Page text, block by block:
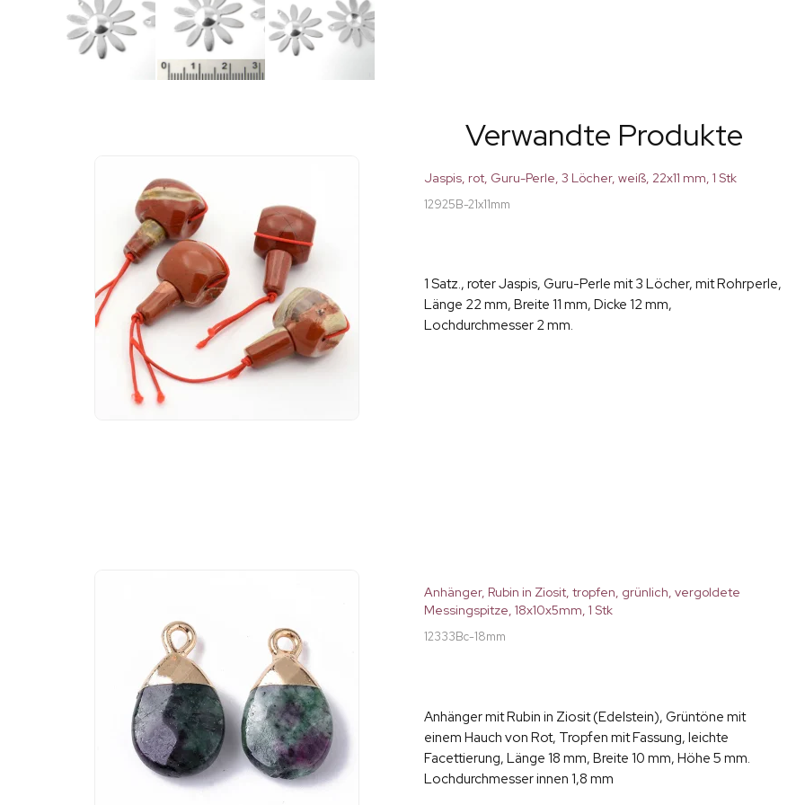
Verwandte Produkte
Jaspis, rot, Guru-Perle, 3 Löcher, weiß, 22x11 mm, 1 Stk
12925B-21x11mm
1 Satz., roter Jaspis, Guru-Perle mit 3 Löcher, mit Rohrperle,
Länge 22 mm, Breite 11 mm, Dicke 12 mm,
Lochdurchmesser 2 mm.
Anhänger, Rubin in Ziosit, tropfen, grünlich, vergoldete
Messingspitze, 18x10x5mm, 1 Stk
12333Bc-18mm
Anhänger mit Rubin in Ziosit (Edelstein), Grüntöne mit
einem Hauch von Rot, Tropfen mit Fassung, leichte
Facettierung, Länge 18 mm, Breite 10 mm, Höhe 5 mm.
Lochdurchmesser innen 1,8 mm